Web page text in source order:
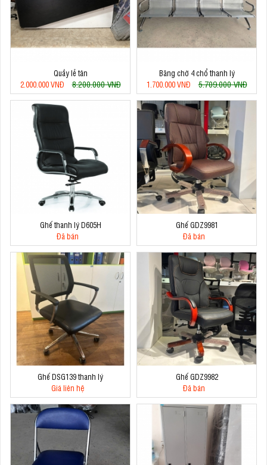
Quầy lễ tân
2.000.000 VNĐ
8.200.000 VNĐ
Băng chờ 4 chổ thanh lý
1.700.000 VNĐ
5.709.000 VNĐ
Ghế thanh lý D605H
Đã bán
Ghế GDZ9981
Đã bán
Ghế DSG139 thanh lý
Giá liên hệ
Ghế GDZ9982
Đã bán